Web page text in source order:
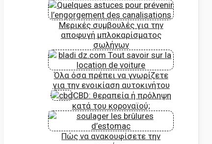
Μερικές συμβουλές για την
αποφυγή μπλοκαρίσματος
σωλήνων
Όλα όσα πρέπει να γνωρίζετε
για την ενοικίαση αυτοκινήτου
CBD: θεραπεία ή πρόληψη
κατά του κοροναϊού;
Πώς να ανακουφίσετε την